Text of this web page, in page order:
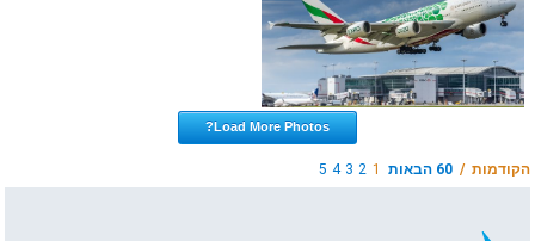
Load More Photos?
הקודמות /60 הבאות 2
3
4
5